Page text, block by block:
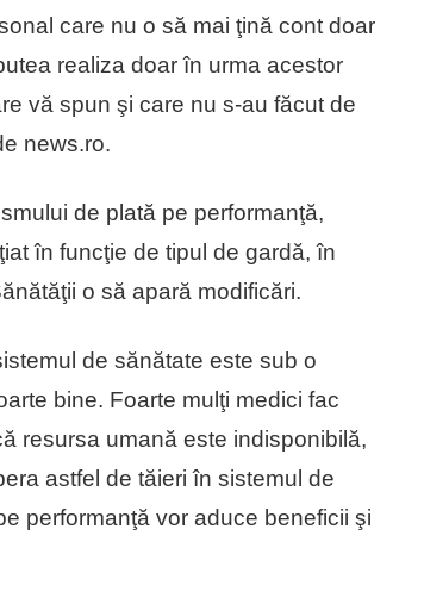
care nu o să mai ţină cont doar
realiza doar în urma acestor
vă spun şi care nu s-au făcut de
news.ro.
de plată pe performanţă,
în funcţie de tipul de gardă, în
o să apară modificări.
de sănătate este sub o
bine. Foarte mulţi medici fac
resursa umană este indisponibilă,
astfel de tăieri în sistemul de
performanţă vor aduce beneficii şi